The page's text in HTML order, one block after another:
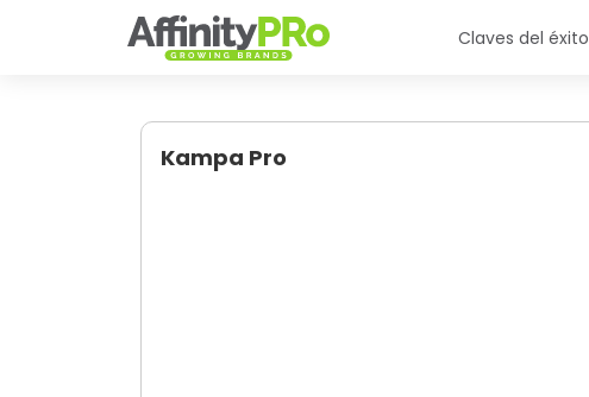
Claves del éxito
Kampa Pro